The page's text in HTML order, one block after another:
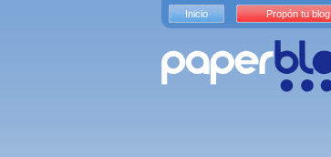
Inicio Propón tu blog